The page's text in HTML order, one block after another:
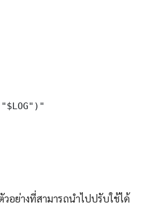
อย่างที่สามารถนำไปปรับใช้ได้